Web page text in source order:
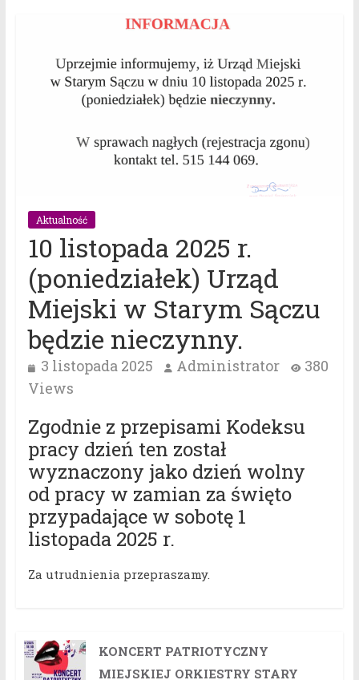
Aktualność
10 listopada 2025 r.
(poniedziałek) Urząd
Miejski w Starym Sączu
będzie nieczynny.
3 listopada 2025 Administrator
380
Views
Zgodnie z przepisami Kodeksu
pracy dzień ten został
wyznaczony jako dzień wolny
od pracy w zamian za święto
przypadające w sobotę 1
listopada 2025 r.
Za utrudnienia przepraszamy.
KONCERT PATRIOTYCZNY
MIEJSKIEJ ORKIESTRY STARY